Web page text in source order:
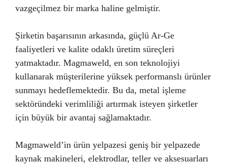
vazgeçilmez bir marka haline gelmiştir.
Şirketin başarısının arkasında, güçlü Ar-Ge
faaliyetleri ve kalite odaklı üretim süreçleri
yatmaktadır. Magmaweld, en son teknolojiyi
kullanarak müşterilerine yüksek performanslı ürünler
sunmayı hedeflemektedir. Bu da, metal işleme
sektöründeki verimliliği artırmak isteyen şirketler
için büyük bir avantaj sağlamaktadır.
Magmaweld’in ürün yelpazesi geniş bir yelpazede
kaynak makineleri, elektrodlar, teller ve aksesuarları